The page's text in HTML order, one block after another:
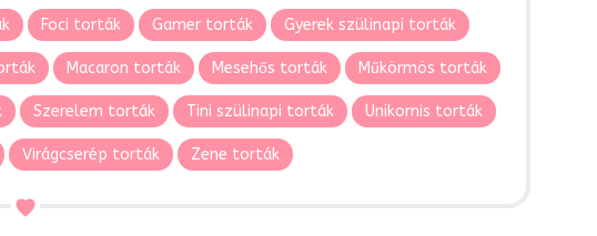
Foci torták Gamer torták Gyerek szülinapi torták
Macaron torták Mesehős torták Műkörmös torták
Szerelem torták Tini szülinapi torták Unikornis torták
Virágcserép torták Zene torták